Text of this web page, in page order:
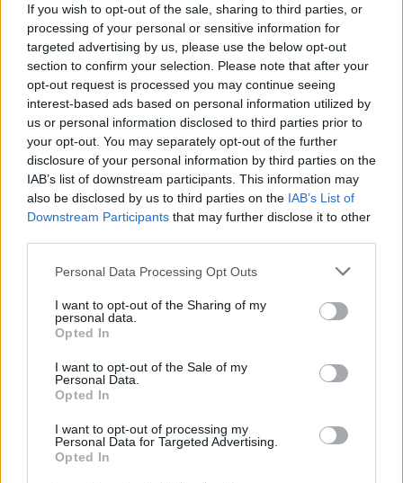
If you wish to opt-out of the sale, sharing to third parties, or
processing of your personal or sensitive information for
targeted advertising by us, please use the below opt-out
section to confirm your selection. Please note that after your
opt-out request is processed you may continue seeing
interest-based ads based on personal information utilized by
us or personal information disclosed to third parties prior to
your opt-out. You may separately opt-out of the further
disclosure of your personal information by third parties on the
IAB’s list of downstream participants. This information may
also be disclosed by us to third parties on the IAB’s List of
Downstream Participants that may further disclose it to other
Personal Data Processing Opt Outs
I want to opt-out of the Sharing of my
personal data.
Opted In
I want to opt-out of the Sale of my
Personal Data.
Opted In
I want to opt-out of processing my
Personal Data for Targeted Advertising.
Opted In
figlio d'arte Bruno Conti
1 Ago 2026
L'Ossese in D con lo zoccolo duro: Di Pietro,
Fancellu, Gueli, Nurra, Mainardi e Tapparello
30 Lug 2026